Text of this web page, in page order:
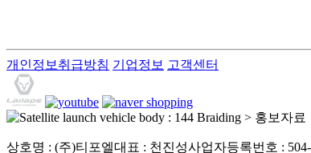
개인정보취급방침 기업정보 고객센터
상호명 : (주)티포엘대표 : 천진성사업자등록번호 : 504-